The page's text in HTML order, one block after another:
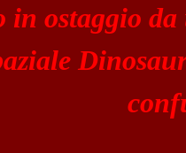
in ostaggio